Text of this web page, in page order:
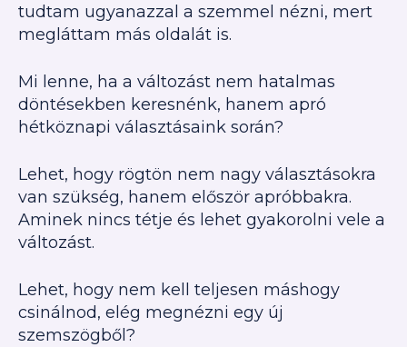
tudtam ugyanazzal a szemmel nézni, mert
megláttam más oldalát is.
Mi lenne, ha a változást nem hatalmas
döntésekben keresnénk, hanem apró
hétköznapi választásaink során?
Lehet, hogy rögtön nem nagy választásokra
van szükség, hanem először apróbbakra.
Aminek nincs tétje és lehet gyakorolni vele a
változást.
Lehet, hogy nem kell teljesen máshogy
csinálnod, elég megnézni egy új
szemszögből?